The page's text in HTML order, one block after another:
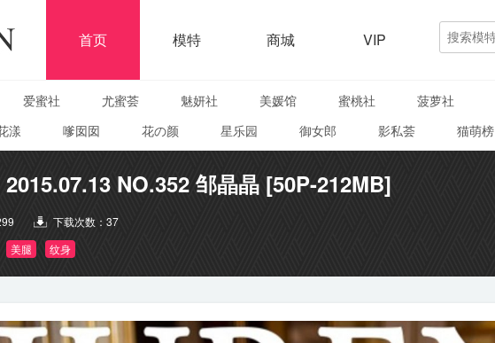
首页 模特 商城 VIP
爱蜜社 尤蜜荟 魅妍社 美媛馆 蜜桃社 菠萝社
漾 嗲囡囡 花の颜 星乐园 御女郎 影私荟 猫萌榜
NO.352 邹晶晶 [50P-212MB]
下载次数： 37
美腿 纹身